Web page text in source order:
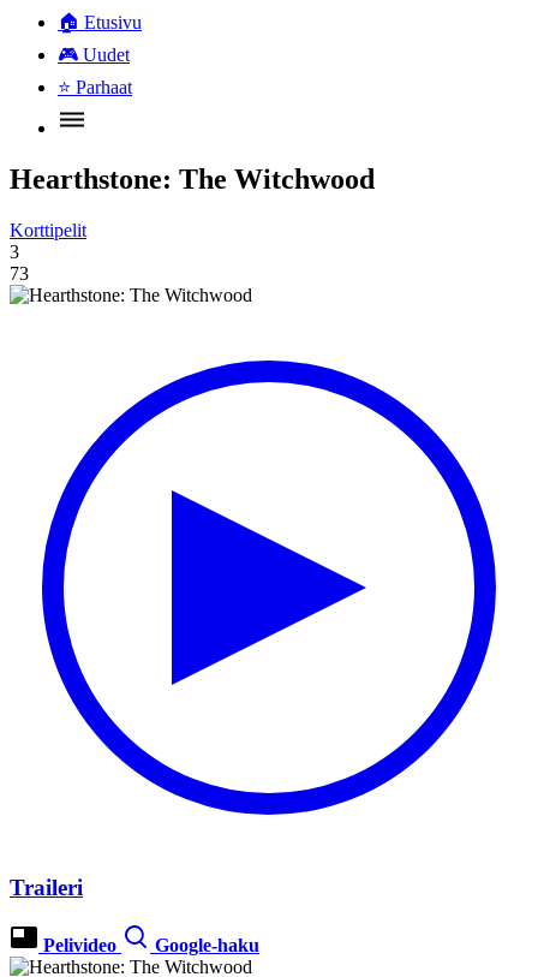
🏠 Etusivu
🎮 Uudet
⭐ Parhaat
Hearthstone: The Witchwood
Korttipelit
3
73
Traileri
Pelivideo Google-haku